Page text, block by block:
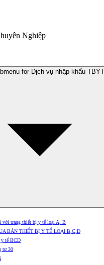
Nghiệp
for Dịch vụ nhập khẩu TBYT
với trang thiết bị y tế loại A, B
BÁN THIẾT BỊ Y TẾ LOẠI B,C,D
y tế BCD
tư 30